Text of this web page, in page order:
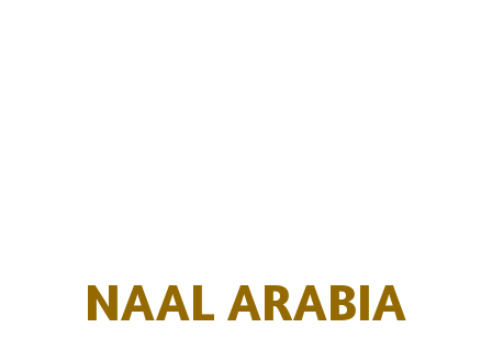
NAAL ARABIA